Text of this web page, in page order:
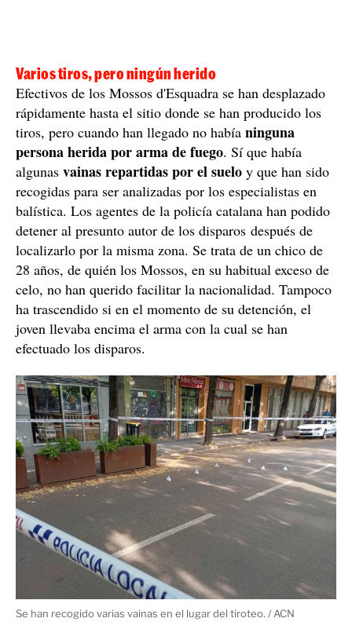
Varios tiros, pero ningún herido
Efectivos de los Mossos d'Esquadra se han desplazado
rápidamente hasta el sitio donde se han producido los
tiros, pero cuando han llegado no había ninguna
persona herida por arma de fuego. Sí que había
algunas vainas repartidas por el suelo y que han sido
recogidas para ser analizadas por los especialistas en
balística. Los agentes de la policía catalana han podido
detener al presunto autor de los disparos después de
localizarlo por la misma zona. Se trata de un chico de
28 años, de quién los Mossos, en su habitual exceso de
celo, no han querido facilitar la nacionalidad. Tampoco
ha trascendido si en el momento de su detención, el
joven llevaba encima el arma con la cual se han
efectuado los disparos.
Se han recogido varias vainas en el lugar del tiroteo. / ACN